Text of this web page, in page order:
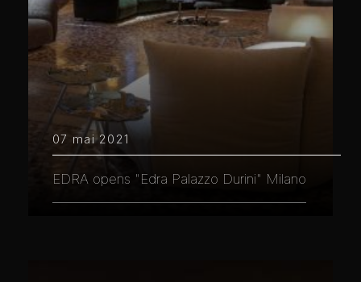
07 mai 2021
EDRA opens "Edra Palazzo Durini" Milano